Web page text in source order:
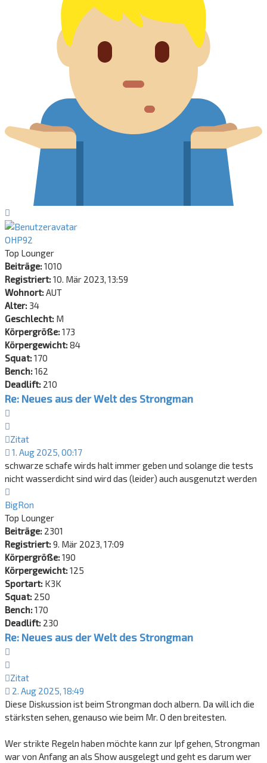
oben
OHP92
Top Lounger
Beiträge:1010
Registriert:10. Mär 2023, 13:59
Wohnort:AUT
Alter: 34
Geschlecht: M
Körpergröße:173
Körpergewicht:84
Squat:170
Bench:162
Deadlift: 210
Re: Neues aus der Welt des Strongman
Zitat
1. Aug 2025, 00:17
schwarze schafe wirds halt immer geben und solange die tests
nicht wasserdicht sind wird das (leider) auch ausgenutzt werden
oben
BigRon
Top Lounger
Beiträge: 2301
Registriert:9. Mär 2023, 17:09
Körpergröße:190
Körpergewicht:125
Sportart: K3K
Squat: 250
Bench:170
Deadlift: 230
Re: Neues aus der Welt des Strongman
Zitat
2. Aug 2025, 18:49
Diese Diskussion ist beim Strongman doch albern. Da will ich die
stärksten sehen, genauso wie beim Mr. O den breitesten.
Wer strikte Regeln haben möchte kann zur Ipf gehen, Strongman
war von Anfang an als Show ausgelegt und geht es darum wer